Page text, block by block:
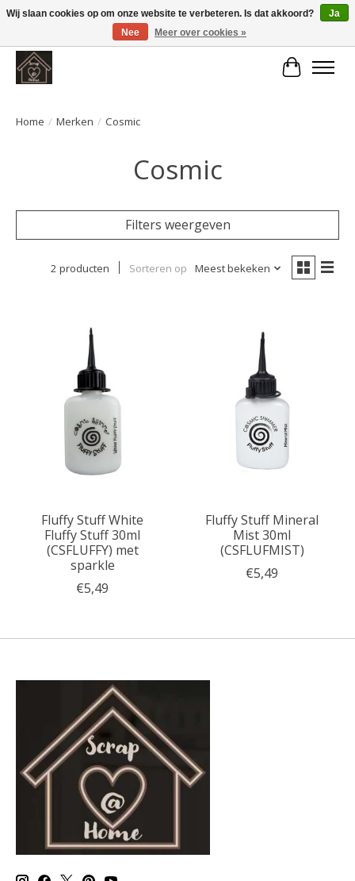
Large selection of products and fast shipping!
Home / Merken / Cosmic
Cosmic
Filters weergeven
2 producten Sorteren op Meest bekeken
Fluffy Stuff White
Fluffy Stuff 30ml
(CSFLUFFY) met
sparkle
€5,49
Fluffy Stuff Mineral
Mist 30ml
(CSFLUFMIST)
€5,49
Wij slaan cookies op om onze website te verbeteren. Is dat akkoord?
Ja
Nee
Meer over cookies »